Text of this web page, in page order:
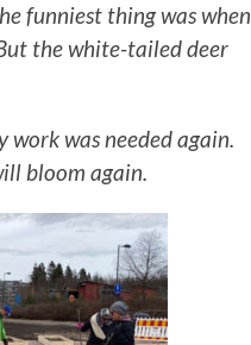
funniest thing was when
the white-tailed deer
was needed again.
bloom again.